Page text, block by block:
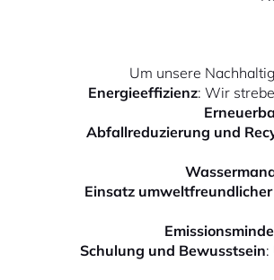
Um unsere
Energieeffizienz: Wir
Abfallreduzierung und
Einsatz
Schulung und Bewusstsein: